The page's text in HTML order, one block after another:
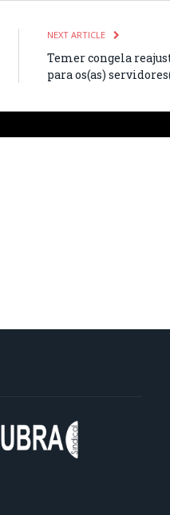
NEXT ARTICLE
Temer congela
para os(as)